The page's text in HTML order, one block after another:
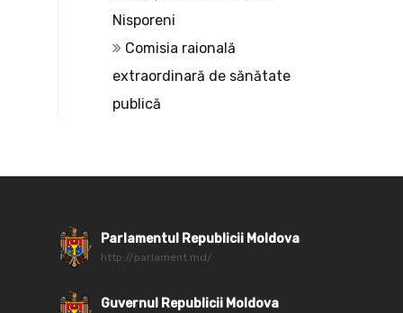
Nisporeni
Comisia raională
extraordinară de sănătate
publică
Parlamentul Republicii Moldova
http://parlament.md/
Guvernul Republicii Moldova